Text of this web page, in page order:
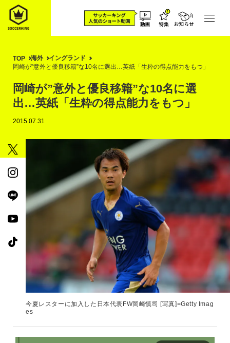
TOP 海外
イングランド
岡崎が”意外と優良移籍”な10名に選出…英紙「生粋の得点能力をもつ」
岡崎が”意外と優良移籍”な10名に選
出…英紙「生粋の得点能力をもつ」
2015.07.31
今夏レスターに加入した日本代表FW岡崎慎司 [写真]=Getty Imag
es